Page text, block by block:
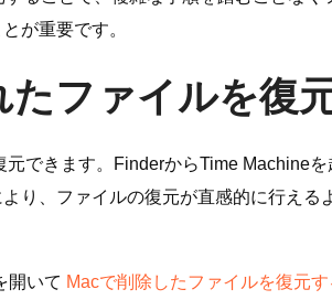
が重要です。
ファイルを復
できます。FinderからTime Machine
り、ファイルの復元が直感的に行える
開いて Macで削除したファイルを復元す